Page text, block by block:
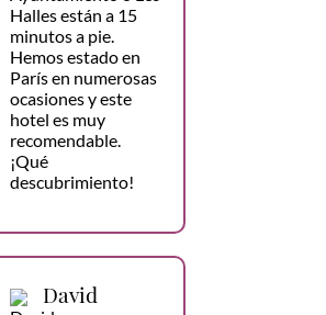
Halles están a 15
minutos a pie.
Hemos estado en
París en numerosas
ocasiones y este
hotel es muy
recomendable.
¡Qué
descubrimiento!
David